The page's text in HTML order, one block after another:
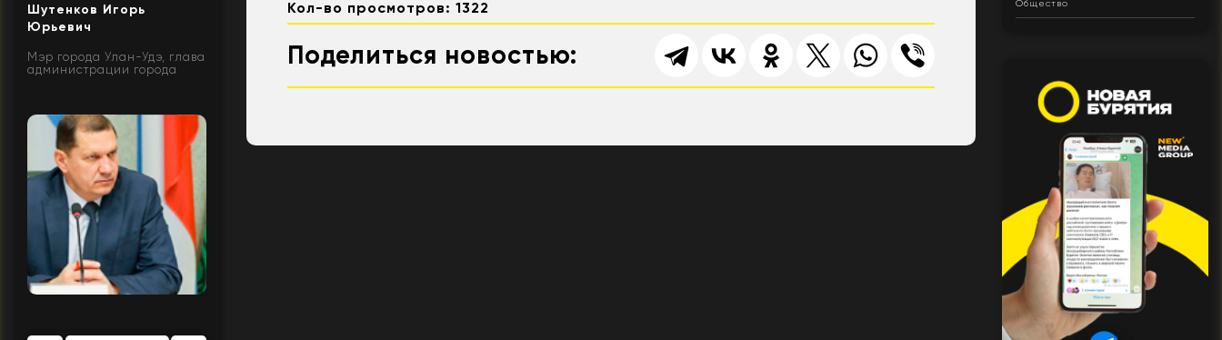
Шутенков Игорь
Юрьевич
Мэр города Улан-Удэ, глава
администрации города
Кол-во просмотров: 1322
Поделиться новостью:
Общество